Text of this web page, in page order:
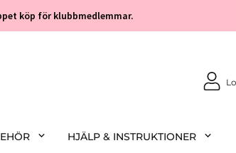
köp för klubbmedlemmar.
HJÄLP & INSTRUKTIONER